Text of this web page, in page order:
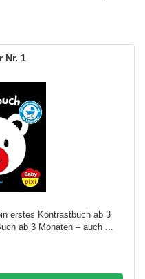
1
erstes Kontrastbuch ab 3
ab 3 Monaten – auch ...